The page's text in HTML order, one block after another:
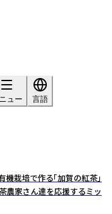
ュー
言語
栽培で作る「加賀の紅茶」
農家さん達を応援するミッ